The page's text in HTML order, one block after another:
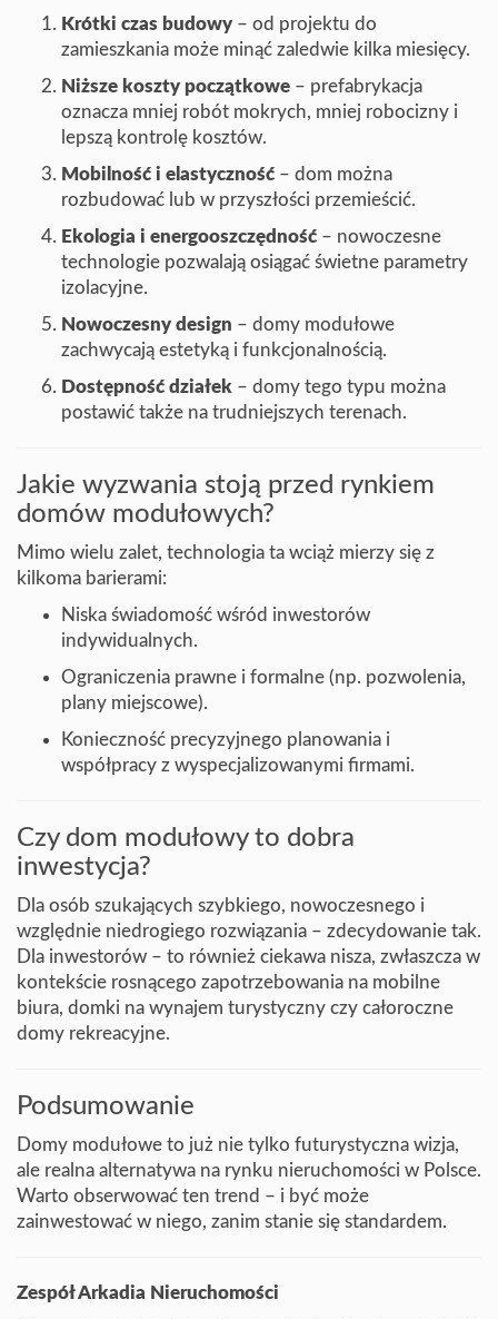
Krótki czas budowy – od projektu do
zamieszkania może minąć zaledwie kilka miesięcy.
Niższe koszty początkowe – prefabrykacja
oznacza mniej robót mokrych, mniej robocizny i
lepszą kontrolę kosztów.
Mobilność i elastyczność – dom można
rozbudować lub w przyszłości przemieścić.
Ekologia i energooszczędność – nowoczesne
technologie pozwalają osiągać świetne parametry
izolacyjne.
Nowoczesny design – domy modułowe
zachwycają estetyką i funkcjonalnością.
Dostępność działek – domy tego typu można
postawić także na trudniejszych terenach.
Jakie wyzwania stoją przed rynkiem
domów modułowych?
Mimo wielu zalet, technologia ta wciąż mierzy się z
kilkoma barierami:
Niska świadomość wśród inwestorów
indywidualnych.
Ograniczenia prawne i formalne (np. pozwolenia,
plany miejscowe).
Konieczność precyzyjnego planowania i
współpracy z wyspecjalizowanymi firmami.
Czy dom modułowy to dobra
inwestycja?
Dla osób szukających szybkiego, nowoczesnego i
względnie niedrogiego rozwiązania – zdecydowanie tak.
Dla inwestorów – to również ciekawa nisza, zwłaszcza w
kontekście rosnącego zapotrzebowania na mobilne
biura, domki na wynajem turystyczny czy całoroczne
domy rekreacyjne.
Podsumowanie
Domy modułowe to już nie tylko futurystyczna wizja,
ale realna alternatywa na rynku nieruchomości w Polsce.
Warto obserwować ten trend – i być może
zainwestować w niego, zanim stanie się standardem.
Zespół Arkadia Nieruchomości